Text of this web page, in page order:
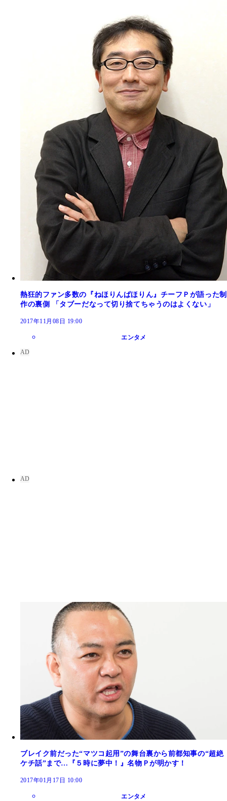
熱狂的ファン多数の『ねほりんぱほりん』チーフＰが語った制
作の裏側 「タブーだなって切り捨てちゃうのはよくない」
2017年11月08日 19:00
エンタメ
ブレイク前だった“マツコ起用”の舞台裏から前都知事の“超絶
ケチ話”まで…『５時に夢中！』名物Ｐが明かす！
2017年01月17日 10:00
エンタメ